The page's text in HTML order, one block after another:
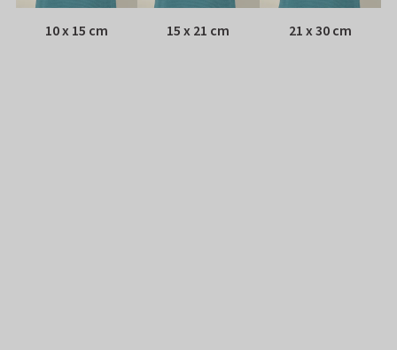
10 x 15 cm 15 x 21 cm 21 x 30 cm